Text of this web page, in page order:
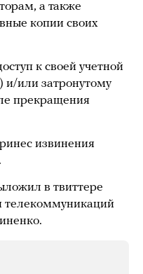
а также
копии своих
к своей учетной
и/или затронутому
прекращения
извинения
в твиттере
телекоммуникаций